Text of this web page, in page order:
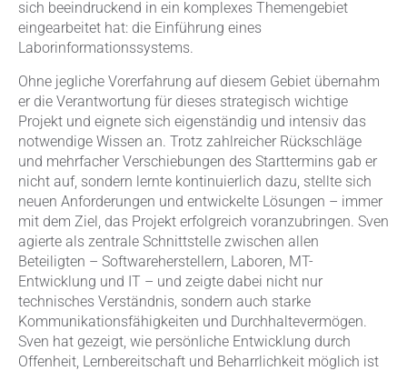
sich beeindruckend in ein komplexes Themengebiet
eingearbeitet hat: die Einführung eines
Laborinformationssystems.
Ohne jegliche Vorerfahrung auf diesem Gebiet übernahm
er die Verantwortung für dieses strategisch wichtige
Projekt und eignete sich eigenständig und intensiv das
notwendige Wissen an. Trotz zahlreicher Rückschläge
und mehrfacher Verschiebungen des Starttermins gab er
nicht auf, sondern lernte kontinuierlich dazu, stellte sich
neuen Anforderungen und entwickelte Lösungen – immer
mit dem Ziel, das Projekt erfolgreich voranzubringen. Sven
agierte als zentrale Schnittstelle zwischen allen
Beteiligten – Softwareherstellern, Laboren, MT-
Entwicklung und IT – und zeigte dabei nicht nur
technisches Verständnis, sondern auch starke
Kommunikationsfähigkeiten und Durchhaltevermögen.
Sven hat gezeigt, wie persönliche Entwicklung durch
Offenheit, Lernbereitschaft und Beharrlichkeit möglich ist